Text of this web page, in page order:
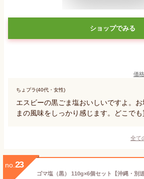
ショップでみる
価
ちょプラ(40代・女性)
エスビーの黒ごま塩おいしいですよ。
まの風味をしっかり感じます。どこでも
全て
no. 23